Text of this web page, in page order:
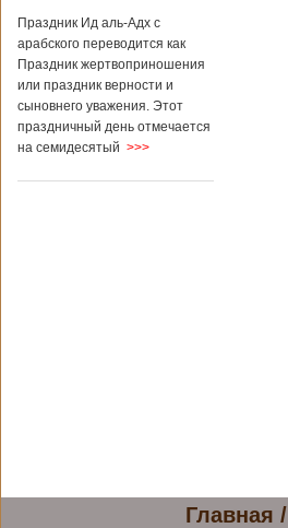
Праздник Ид аль-Адх с
арабского переводится как
Праздник жертвоприношения
или праздник верности и
сыновнего уважения. Этот
праздничный день отмечается
на семидесятый >>>
Главная /